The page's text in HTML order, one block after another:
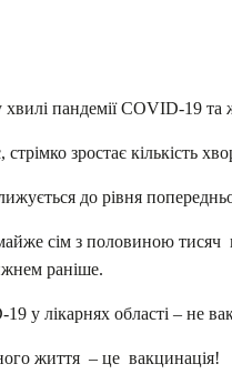
пандемії COVID-19 та
зростає кількість
до рівня
сім з половиною
раніше.
у лікарнях області – не
життя – це вакцинація!